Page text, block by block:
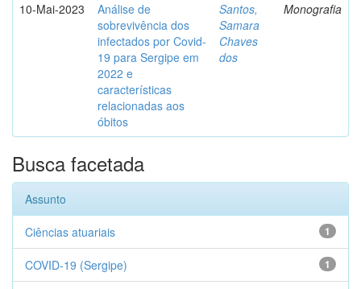
10-Mai-2023
Análise de
sobrevivência dos
infectados por Covid-
19 para Sergipe em
2022 e
características
relacionadas aos
óbitos
Santos,
Samara
Chaves
dos
Monografia
Busca facetada
Assunto
1
Ciências atuariais
1
COVID-19 (Sergipe)